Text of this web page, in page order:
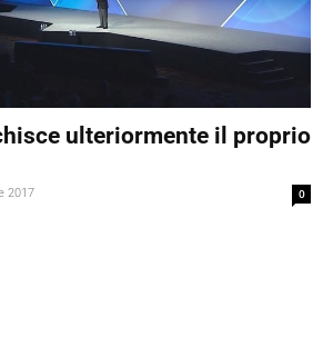
ulteriormente il proprio
2017 0